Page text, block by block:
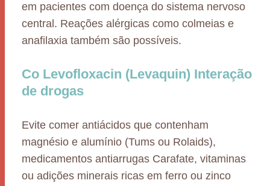
em pacientes com doença do sistema nervoso
central. Reações alérgicas como colmeias e
anafilaxia também são possíveis.
Co Levofloxacin (Levaquin) Interação
de drogas
Evite comer antiácidos que contenham
magnésio e alumínio (Tums ou Rolaids),
medicamentos antiarrugas Carafate, vitaminas
ou adições minerais ricas em ferro ou zinco